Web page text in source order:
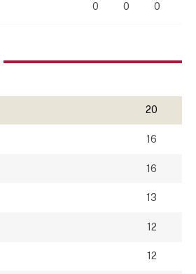
0 0 0
20
16
16
13
12
12